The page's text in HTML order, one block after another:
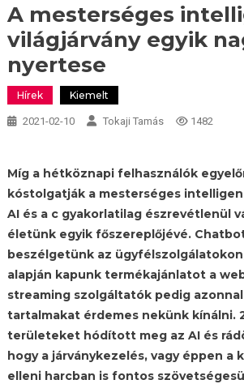
A mesterséges
világjárvány egyik
nyertese
Hírek Kiemelt
2021-02-10 Tokaji Tamás 1482
Míg a hétköznapi felhasználók
kóstolgatják a mesterséges
AI és a c gyakorlatilag észrevétlenül
életünk egyik főszereplőjévé.
beszélgetünk az
alapján kapunk termékajánlatot a
streaming szolgáltatók pedig
tartalmakat érdemes nekünk kínálni.
területeket hódított meg az AI és
hogy a járványkezelés, vagy éppen a
elleni harcban is fontos